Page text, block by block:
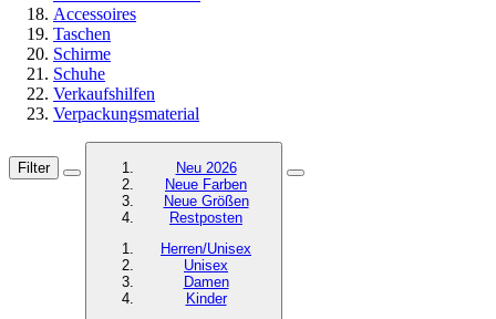
Accessoires
Taschen
Schirme
Schuhe
Verkaufshilfen
Verpackungsmaterial
Filter
Neu 2026
Neue Farben
Neue Größen
Restposten
Herren/Unisex
Unisex
Damen
Kinder